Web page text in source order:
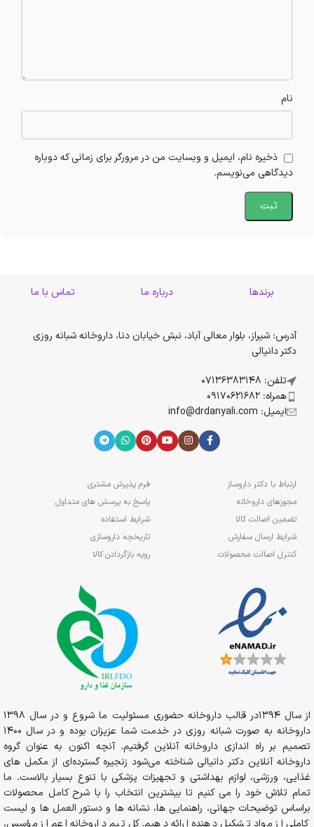
نام
ذخیره نام، ایمیل و وبسایت من در مرورگر برای زمانی که دوباره
دیدگاهی می‌نویسم.
برندها درباره ما تماس با ما
آدرس: شیراز، بلوار معالی آباد، نبش خیابان دنا، داروخانه شبانه روزی
دکتر دانیالی
تلفن: 07136383148
همراه: 09170621682
ایمیل: info@drdanyali.com
ارتباط با دکتر داروساز
مجوزهای داروخانه
تضمین اصالت کالا
شرایط ارسال سفارش
کنترل اصالت محصولات
فرم پذیرش مشتری
پاسخ به پرسش های متداول
شرایط استفاده
تاریخچه داروسازی
رویه بازگردادن کالا
از سال 1394در قالب داروخانه حضوری مسئولیت ما شروع و در سال 1398
داروخانه به صورت شبانه روزی در خدمت شما عزیزان بوده و در سال 1400
تصمیم بر راه اندازی داروخانه آنلاین گرفتیم. آنچه اکنون به عنوان گروه
داروخانه آنلاین دکتر دانیالی شناخته می‌شود زنجیره گسترده‌ای از مکمل های
غذایی، ورزشی، لوازم بهداشتی و تجهیزات پزشکی با تنوع بسیار بالاست. ما
تمام تلاش خود را می کنیم تا بیشترین انتخاب را با شرح کامل محصولات
براساس توضیحات جهانی، راهنمایی ها، نشانه ها و دستور العمل ها و لیست
کاملی از مواد تشکیل دهنده ارائه دهیم. کل تیم داروخانه اعم از مؤسس،